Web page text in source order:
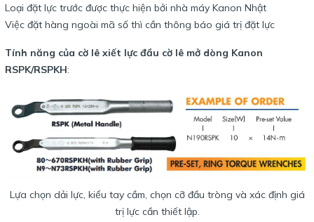
Loại đặt lực trước được thực hiện bởi nhà máy Kanon Nhật
Việc đặt hàng ngoài mã số thì cần thông báo giá trị đặt lực
Tính năng của cờ lê xiết lực đầu cờ lê mở dòng Kanon
RSPK/RSPKH:
Lựa chọn dải lực, kiểu tay cầm, chọn cỡ đầu tròng và xác định giá
trị lực cần thiết lập.